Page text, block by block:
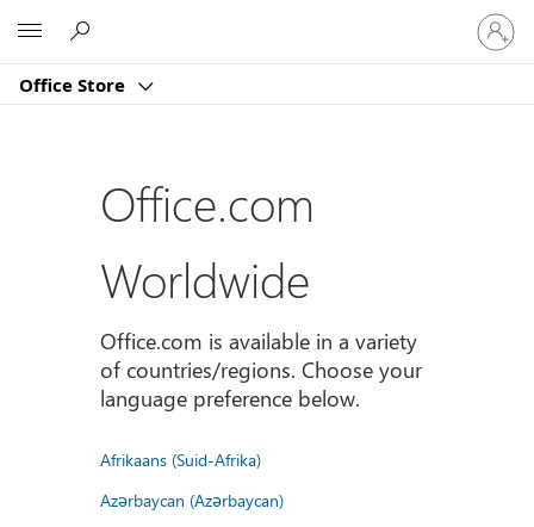
Office Store
登
入
您
Office.com
Worldwide
Office.com is available in a variety
of countries/regions. Choose your
language preference below.
Afrikaans (Suid-Afrika)
Azərbaycan (Azərbaycan)